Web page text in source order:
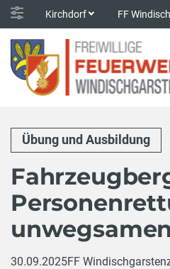
Kirchdorf FF
Übung und Ausbildung
30.09.2025FF Windischgarsten